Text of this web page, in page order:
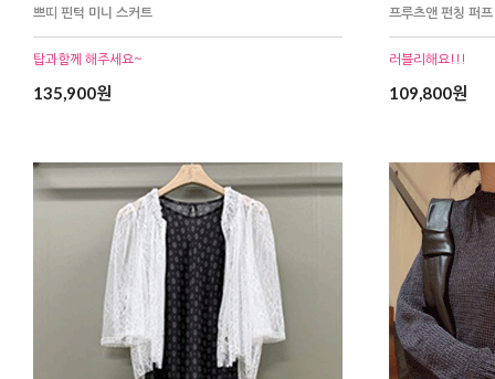
쁘띠 핀턱 미니 스커트
탑과함께 해주세요~
135,900원
프루츠앤 펀칭 퍼
러블리해요!!!
109,800원